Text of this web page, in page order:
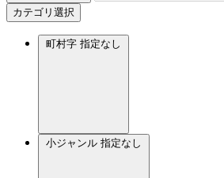
カテゴリ選択
町村字 指定なし
小ジャンル 指定なし